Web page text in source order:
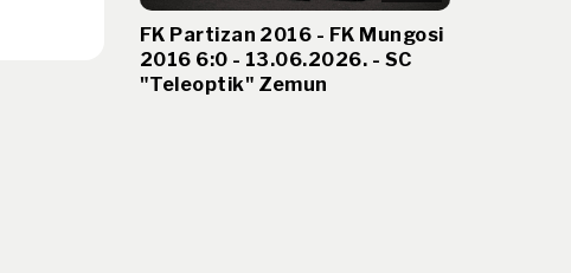
FK Partizan 2016 - FK Mungosi
2016 6:0 - 13.06.2026. - SC
"Teleoptik" Zemun